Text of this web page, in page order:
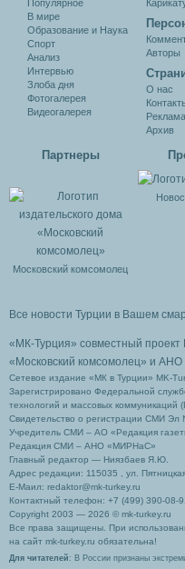
Популярное
В мире
Образование и Наука
Спорт
Анализ
Интервью
Злоба дня
Фотогалерея
Видеогалерея
Авторы
О нас
Реклама
Архив
Партнеры
Московский комсомолец
Все новости Турции в Вашем
«МК-Турция» совместный проект
«Московский комсомолец» и
Сетевое издание «МК в Турции» MK-
Зарегистрировано Федеральной
технологий и массовых коммуникаций
Свидетельство о регистрации СМИ
Учредитель СМИ – АО «Редакция
Редакция СМИ – АНО «МИРНаС»
Главный редактор — Ниязбаев Я.Ю.
Адрес редакции: 115035 , ул.
Е-Маил: redaktor@mk-turkey.ru
Контактный телефон: +7 (499) 390-08-
Copyright 2003 — 2026 © mk-turkey.ru
Все права защищены. При
на сайт mk-turkey.ru обязательна!
Для читателей : В России признаны